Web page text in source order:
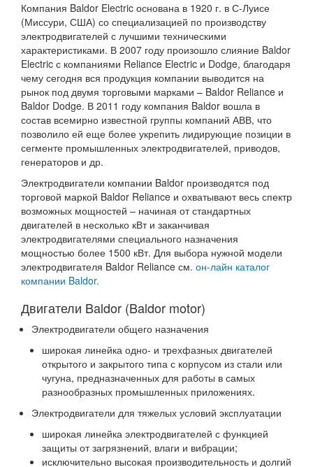
Компания Baldor Electric основана в 1920 г. в С-Луисе
(Миссури, США) со специализацией по производству
электродвигателей с лучшими техническими
характеристиками. В 2007 году произошло слияние Baldor
Electric с компаниями Reliance Electric и Dodge, благодаря
чему сегодня вся продукция компании выводится на
рынок под двумя торговыми марками – Baldor Reliance и
Baldor Dodge. В 2011 году компания Baldor вошла в
состав всемирно известной группы компаний АВВ, что
позволило ей еще более укрепить лидирующие позиции в
сегменте промышленных электродвигателей, приводов,
генераторов и др.
Электродвигатели компании Baldor производятся под
торговой маркой Baldor Reliance и охватывают весь спектр
возможных мощностей – начиная от стандартных
двигателей в несколько кВт и заканчивая
электродвигателями специального назначения
мощностью более 1500 кВт. Для выбора нужной модели
электродвигателя Baldor Reliance см. он-лайн каталог
компании Baldor.
Двигатели Baldor (Baldor motor)
Электродвигатели общего назначения
широкая линейка одно- и трехфазных двигателей
открытого и закрытого типа с корпусом из стали или
чугуна, предназначенных для работы в самых
разнообразных промышленных приложениях.
Электродвигатели для тяжелых условий эксплуатации
широкая линейка электродвигателей с функцией
защиты от загрязнений, влаги и вибрации;
исключительно высокая производительность и долгий